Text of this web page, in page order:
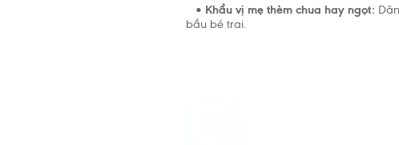
• Khẩu vị mẹ thèm chua hay ngọt:
bầu bé trai.